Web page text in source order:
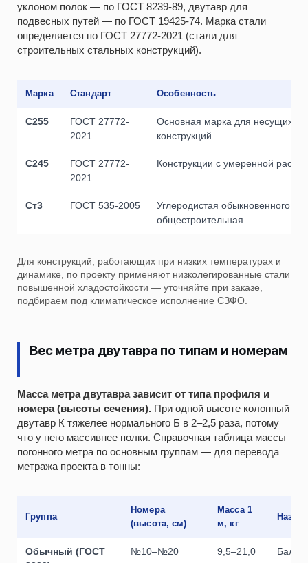
уклоном полок — по ГОСТ 8239-89, двутавр для
подвесных путей — по ГОСТ 19425-74. Марка стали
определяется по ГОСТ 27772-2021 (стали для
строительных стальных конструкций).
Марка Стандарт Особенность
С255
ГОСТ 27772-
2021
Основная марка для несущих
конструкций
С245
ГОСТ 27772-
2021
Конструкции с умеренной
Ст3 ГОСТ 535-2005
Углеродистая обыкновенного
общестроительная
Для конструкций, работающих при низких температурах и
динамике, по проекту применяют низколегированные стали
повышенной хладостойкости — уточняйте при заказе,
подбираем под климатическое исполнение СЗФО.
Вес метра двутавра по типам и номерам
Масса метра двутавра зависит от типа профиля и
номера (высоты сечения). При одной высоте колонный
двутавр К тяжелее нормального Б в 2–2,5 раза, потому
что у него массивнее полки. Справочная таблица массы
погонного метра по основным группам — для перевода
метража проекта в тонны:
Группа
Номера
(высота, см)
Масса 1
м, кг
Обычный (ГОСТ
№10–№20 9,5–21,0 Балки